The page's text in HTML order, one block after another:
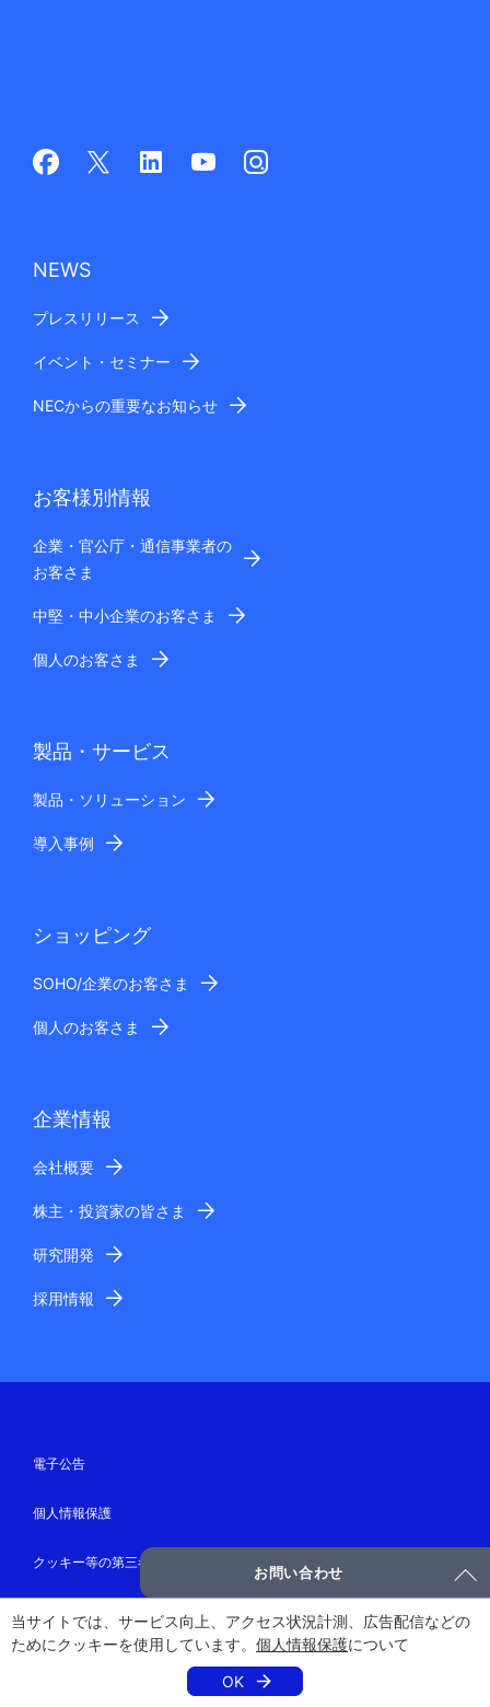
当サイトでは、サービス向上、アクセス状況計測、広告配信などの
ためにクッキーを使用しています。 個人情報保護について
OK
お問い合わせ
NEWS
プレスリリース
イベント・セミナー
NECからの重要なお知らせ
お客様別情報
企業・官公庁・通信事業者の
お客さま
中堅・中小企業のお客さま
個人のお客さま
製品・サービス
製品・ソリューション
導入事例
ショッピング
SOHO/企業のお客さま
個人のお客さま
企業情報
会社概要
株主・投資家の皆さま
研究開発
採用情報
電子公告
個人情報保護
クッキー等の第三者提供について
匿名加工情報・仮名加工情報